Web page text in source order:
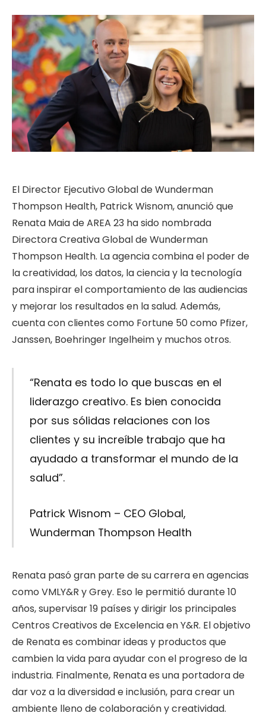
El Director Ejecutivo Global de Wunderman
Thompson Health, Patrick Wisnom, anunció que
Renata Maia de AREA 23 ha sido nombrada
Directora Creativa Global de Wunderman
Thompson Health. La agencia combina el poder de
la creatividad, los datos, la ciencia y la tecnología
para inspirar el comportamiento de las audiencias
y mejorar los resultados en la salud. Además,
cuenta con clientes como Fortune 50 como Pfizer,
Janssen, Boehringer Ingelheim y muchos otros.
“Renata es todo lo que buscas en el
liderazgo creativo. Es bien conocida
por sus sólidas relaciones con los
clientes y su increíble trabajo que ha
ayudado a transformar el mundo de la
salud”.
Patrick Wisnom – CEO Global,
Wunderman Thompson Health
Renata pasó gran parte de su carrera en agencias
como VMLY&R y Grey. Eso le permitió durante 10
años, supervisar 19 países y dirigir los principales
Centros Creativos de Excelencia en Y&R. El objetivo
de Renata es combinar ideas y productos que
cambien la vida para ayudar con el progreso de la
industria. Finalmente, Renata es una portadora de
dar voz a la diversidad e inclusión, para crear un
ambiente lleno de colaboración y creatividad.